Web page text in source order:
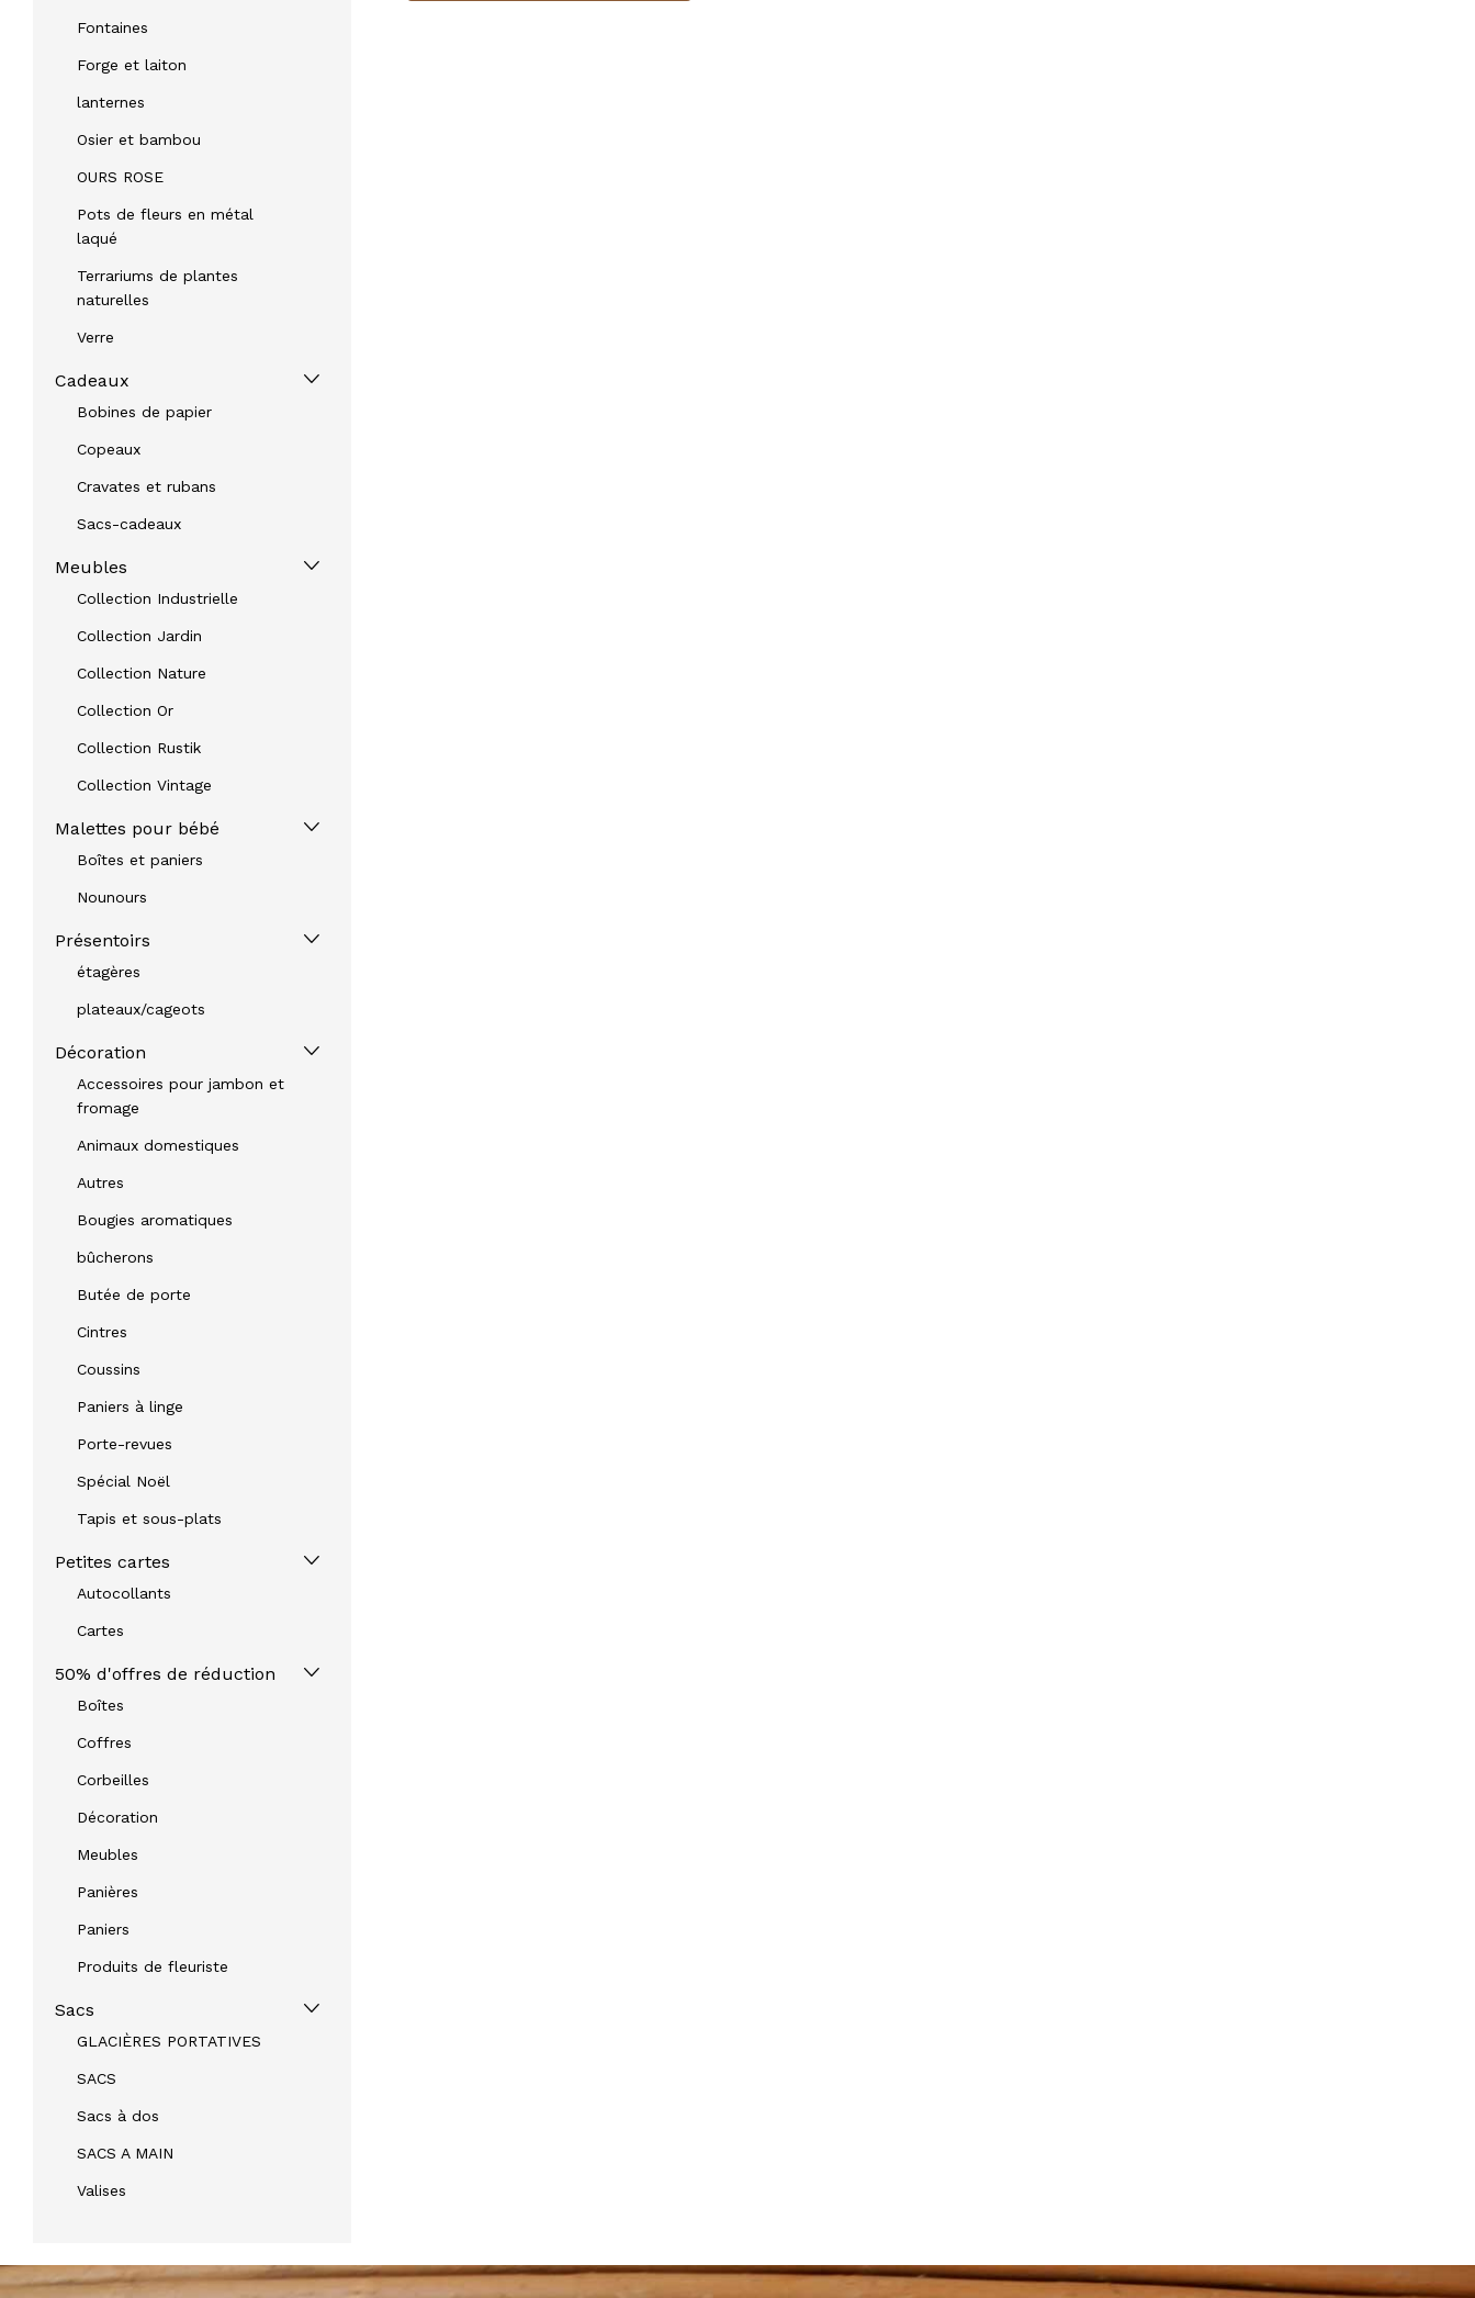
Fontaines
Forge et laiton
lanternes
Osier et bambou
OURS ROSE
Pots de fleurs en métal
laqué
Terrariums de plantes
naturelles
Verre
Cadeaux
Bobines de papier
Copeaux
Cravates et rubans
Sacs-cadeaux
Meubles
Collection Industrielle
Collection Jardin
Collection Nature
Collection Or
Collection Rustik
Collection Vintage
Malettes pour bébé
Boîtes et paniers
Nounours
Présentoirs
étagères
plateaux/cageots
Décoration
Accessoires pour jambon et
fromage
Animaux domestiques
Autres
Bougies aromatiques
bûcherons
Butée de porte
Cintres
Coussins
Paniers à linge
Porte-revues
Spécial Noël
Tapis et sous-plats
Petites cartes
Autocollants
Cartes
50% d'offres de réduction
Boîtes
Coffres
Corbeilles
Décoration
Meubles
Panières
Paniers
Produits de fleuriste
Sacs
GLACIÈRES PORTATIVES
SACS
Sacs à dos
SACS A MAIN
Valises